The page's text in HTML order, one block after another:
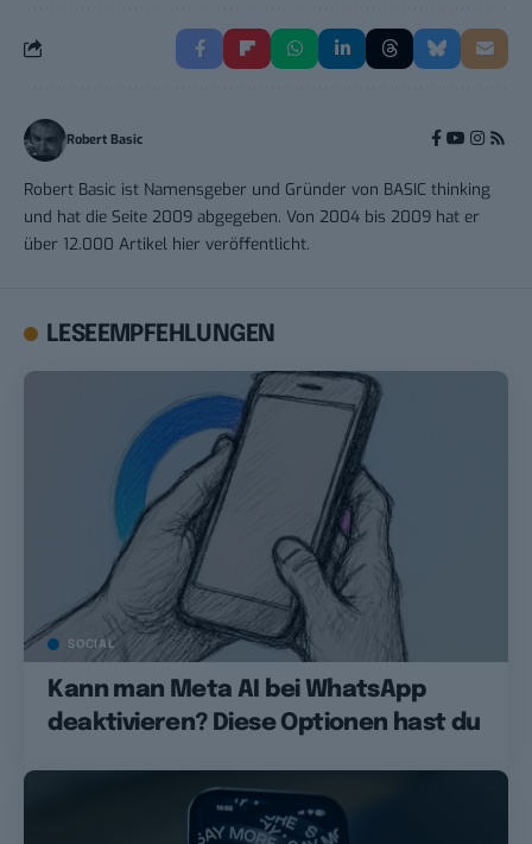
Robert Basic
Robert Basic ist Namensgeber und Gründer von BASIC thinking
und hat die Seite 2009 abgegeben. Von 2004 bis 2009 hat er
über 12.000 Artikel hier veröffentlicht.
LESEEMPFEHLUNGEN
SOCIAL
Kann man Meta AI bei WhatsApp
deaktivieren? Diese Optionen hast du